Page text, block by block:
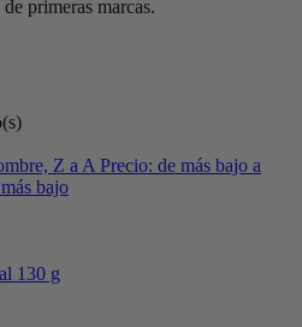
primeras marcas.
Z a A Precio: de más bajo a
bajo